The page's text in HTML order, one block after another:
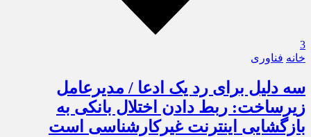
3
خانه فناوری
سه دلیل برای رد یک ادعا / مدیرعامل
زیرساخت: ربط دادن اختلال بانکی به
بازگشایی اینترنت غیرکارشناسی است